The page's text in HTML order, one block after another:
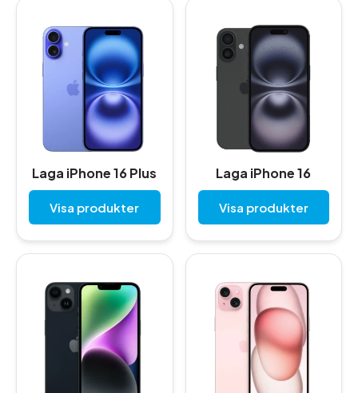
Laga iPhone 16 Plus
Visa produkter
Laga iPhone 16
Visa produkter